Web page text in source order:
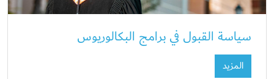
سياسة القبول في برامج البكالوريوس
المزيد